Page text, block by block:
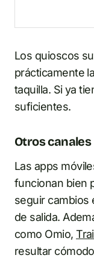
Los quioscos
prácticamente
taquilla. Si ya
suficientes.
Otros
Las apps
funcionan bien
seguir cambios
de salida.
como Omio,
resultar